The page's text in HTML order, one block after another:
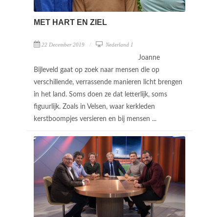
MET HART EN ZIEL
22 December 2019 Nederland 1
Joanne
Bijleveld gaat op zoek naar mensen die op
verschillende, verrassende manieren licht brengen
in het land. Soms doen ze dat letterlijk, soms
figuurlijk. Zoals in Velsen, waar kerkleden
kerstboompjes versieren en bij mensen ...